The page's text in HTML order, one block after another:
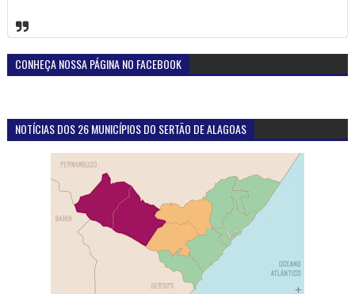
CONHEÇA NOSSA PÁGINA NO FACEBOOK
NOTÍCIAS DOS 26 MUNICÍPIOS DO SERTÃO DE ALAGOAS